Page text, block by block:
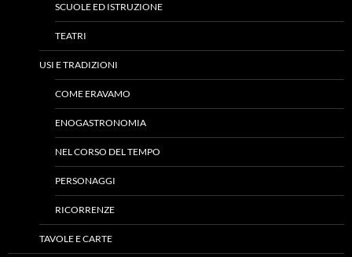
SCUOLE ED ISTRUZIONE
TEATRI
USI E TRADIZIONI
COME ERAVAMO
ENOGASTRONOMIA
NEL CORSO DEL TEMPO
PERSONAGGI
RICORRENZE
TAVOLE E CARTE